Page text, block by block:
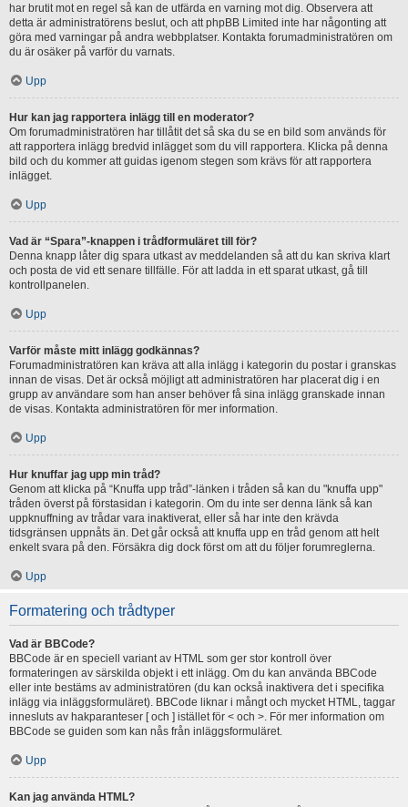
har brutit mot en regel så kan de utfärda en varning mot dig. Observera att
detta är administratörens beslut, och att phpBB Limited inte har någonting att
göra med varningar på andra webbplatser. Kontakta forumadministratören om
du är osäker på varför du varnats.
Upp
Hur kan jag rapportera inlägg till en moderator?
Om forumadministratören har tillåtit det så ska du se en bild som används för
att rapportera inlägg bredvid inlägget som du vill rapportera. Klicka på denna
bild och du kommer att guidas igenom stegen som krävs för att rapportera
inlägget.
Upp
Vad är “Spara”-knappen i trådformuläret till för?
Denna knapp låter dig spara utkast av meddelanden så att du kan skriva klart
och posta de vid ett senare tillfälle. För att ladda in ett sparat utkast, gå till
kontrollpanelen.
Upp
Varför måste mitt inlägg godkännas?
Forumadministratören kan kräva att alla inlägg i kategorin du postar i granskas
innan de visas. Det är också möjligt att administratören har placerat dig i en
grupp av användare som han anser behöver få sina inlägg granskade innan
de visas. Kontakta administratören för mer information.
Upp
Hur knuffar jag upp min tråd?
Genom att klicka på “Knuffa upp tråd”-länken i tråden så kan du "knuffa upp"
tråden överst på förstasidan i kategorin. Om du inte ser denna länk så kan
uppknuffning av trådar vara inaktiverat, eller så har inte den krävda
tidsgränsen uppnåts än. Det går också att knuffa upp en tråd genom att helt
enkelt svara på den. Försäkra dig dock först om att du följer forumreglerna.
Upp
Formatering och trådtyper
Vad är BBCode?
BBCode är en speciell variant av HTML som ger stor kontroll över
formateringen av särskilda objekt i ett inlägg. Om du kan använda BBCode
eller inte bestäms av administratören (du kan också inaktivera det i specifika
inlägg via inläggsformuläret). BBCode liknar i mångt och mycket HTML, taggar
innesluts av hakparanteser [ och ] istället för < och >. För mer information om
BBCode se guiden som kan nås från inläggsformuläret.
Upp
Kan jag använda HTML?